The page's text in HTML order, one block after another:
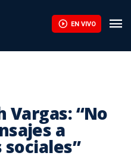
EN VIVO
Vargas: “No
a